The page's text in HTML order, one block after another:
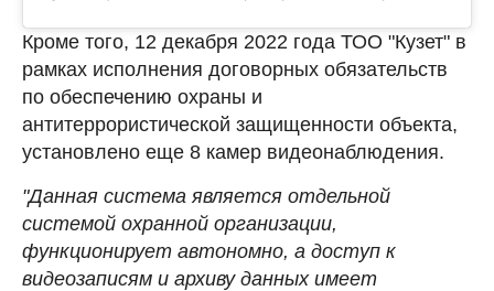
Кроме того, 12 декабря 2022 года ТОО "Кузет" в
рамках исполнения договорных обязательств
по обеспечению охраны и
антитеррористической защищенности объекта,
установлено еще 8 камер видеонаблюдения.
"Данная система является отдельной
системой охранной организации,
функционирует автономно, а доступ к
видеозаписям и архиву данных имеет